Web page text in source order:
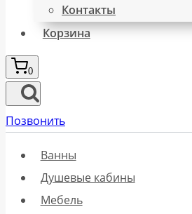
Контакты
Корзина
0
Позвонить
Ванны
Душевые кабины
Мебель